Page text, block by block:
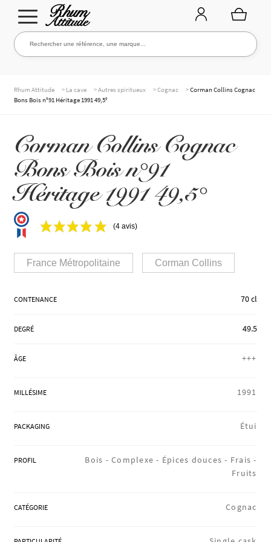
Aller
à
Aller
au
Rechercher une référence, une marque...
Rechercher
NOS RHUMS
WHISKIES & +
MARQUES
COFFRETS & CADEAUX
BLOG
Rhum Attitude > La cave >Autres spiritueux >Cognac >Corman Collins Cognac
Bons Bois n°91 Héritage 1991 49,5°
Corman Collins Cognac
Bons Bois n°91
Héritage 1991 49,5°
(4 avis)
France Métropolitaine Corman Collins
CONTENANCE 70 cl
DEGRÉ 49.5
ÂGE +++
MILLÉSIME 1991
PACKAGING Étui
PROFIL Bois -Complexe - Épices douces - Frais -
Fruits
CATÉGORIE Cognac